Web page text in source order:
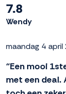
7.8
Wendy
maandag 4 april
“Een mooi
met een deal.